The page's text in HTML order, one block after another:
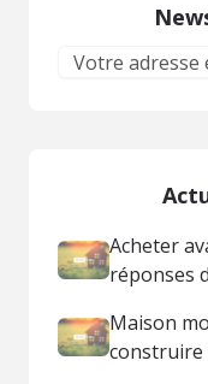
Acheter
réponses
Maison
construire